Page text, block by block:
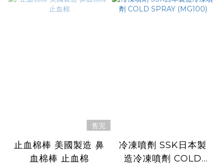
售完
止血棉棒 美國製造 鼻
血棉棒 止血棉
冷凍噴劑 SSK日本製
造冷凍噴劑 COLD